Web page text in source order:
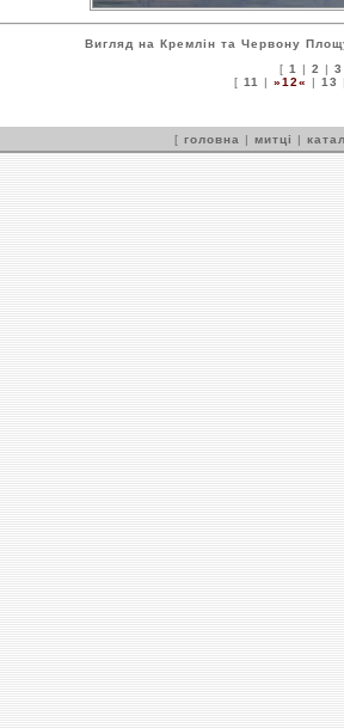
Вигляд на Кремлін та Червону
[ 1 | 2 | 3
[ 11 | »12« | 13
[ головна | митці |